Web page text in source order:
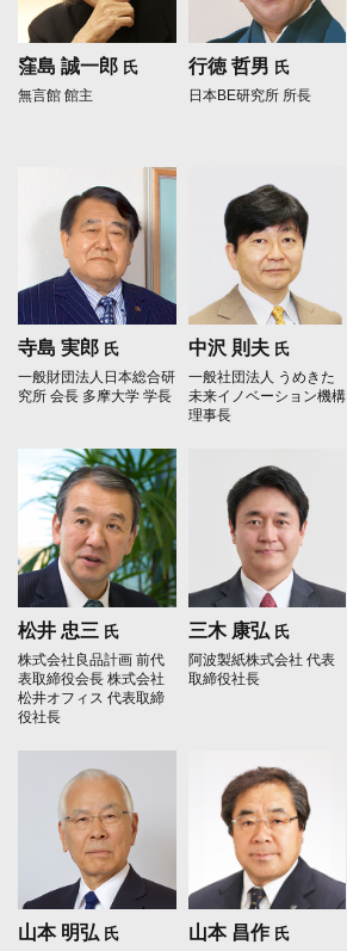
窪島 誠一郎 氏
無言館 館主
行徳 哲男 氏
日本BE研究所 所長
寺島 実郎 氏
一般財団法人日本総合研
究所 会長 多摩大学 学長
中沢 則夫氏
一般社団法人 うめきた
未来イノベーション機構
理事長
松井 忠三 氏
株式会社良品計画 前代
表取締役会長 株式会社
松井オフィス 代表取締
役社長
三木 康弘氏
阿波製紙株式会社 代表
取締役社長
山本 明弘 氏 山本 昌作氏